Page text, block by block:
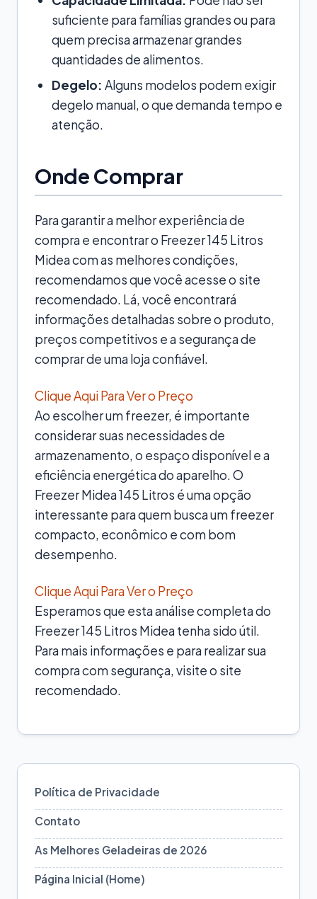
suficiente para famílias grandes ou para
quem precisa armazenar grandes
quantidades de alimentos.
Degelo: Alguns modelos podem exigir
degelo manual, o que demanda tempo e
atenção.
Onde Comprar
Para garantir a melhor experiência de
compra e encontrar o Freezer 145 Litros
Midea com as melhores condições,
recomendamos que você acesse o site
recomendado. Lá, você encontrará
informações detalhadas sobre o produto,
preços competitivos e a segurança de
comprar de uma loja confiável.
Clique Aqui Para Ver o Preço
Ao escolher um freezer, é importante
considerar suas necessidades de
armazenamento, o espaço disponível e a
eficiência energética do aparelho. O
Freezer Midea 145 Litros é uma opção
interessante para quem busca um freezer
compacto, econômico e com bom
desempenho.
Clique Aqui Para Ver o Preço
Esperamos que esta análise completa do
Freezer 145 Litros Midea tenha sido útil.
Para mais informações e para realizar sua
compra com segurança, visite o site
recomendado.
Política de Privacidade
Contato
As Melhores Geladeiras de 2026
Página Inicial (Home)